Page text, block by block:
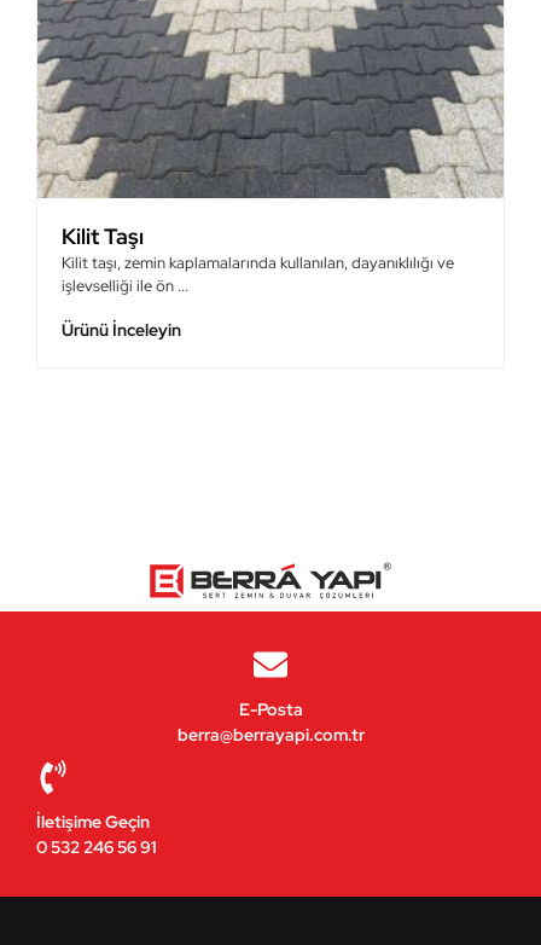
Kilit Taşı
Kilit taşı, zemin kaplamalarında kullanılan, dayanıklılığı ve
işlevselliği ile ön ...
Ürünü İnceleyin
İletişime Geçin
0 532 246 56 91
E-Posta
berra@berrayapi.com.tr